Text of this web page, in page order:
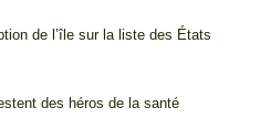
de l’île sur la liste des États
des héros de la santé